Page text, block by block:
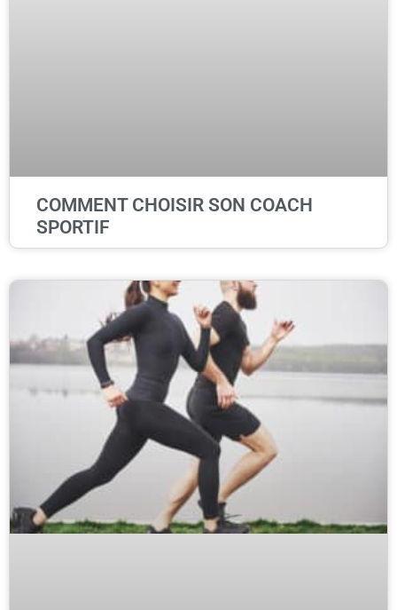
COMMENT CHOISIR SON COACH
SPORTIF